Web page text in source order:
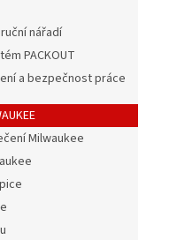
nářadí
PACKOUT
a bezpečnost práce
Milwaukee